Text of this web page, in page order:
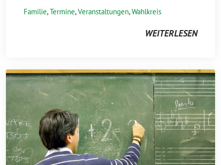
Familie,Termine,Veranstaltungen,Wahlkreis
WEITERLESEN